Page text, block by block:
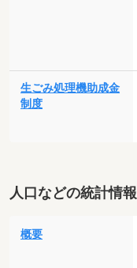
生ごみ処理機助成金
制度
人口などの統計情報
概要